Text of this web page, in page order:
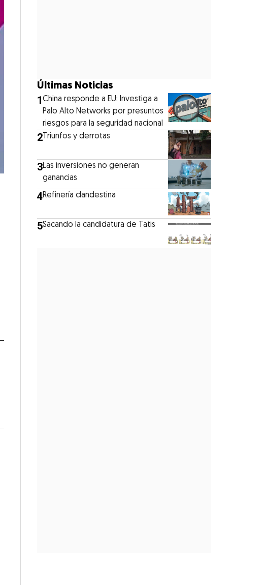
Últimas Noticias
1China responde a EU: Investiga a
Palo Alto Networks por presuntos
riesgos para la seguridad nacional
2 Triunfos y derrotas
3Las inversiones no generan
ganancias
4Refinería clandestina
5Sacando la candidatura de Tatis